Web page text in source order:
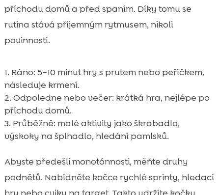
příchodu domů a před spaním. Díky tomu se
rutina stává příjemným rytmusem, nikoli
povinností.
Ráno: 5–10 minut hry s prutem nebo peříčkem,
následuje krmení.
Odpoledne nebo večer: krátká hra, nejlépe po
příchodu domů.
Průběžně: malé aktivity jako škrabadlo,
výskoky na šplhadlo, hledání pamlsků.
Abyste předešli monotónnosti, měňte druhy
podnětů. Nabídněte kočce rychlé sprinty, hledací